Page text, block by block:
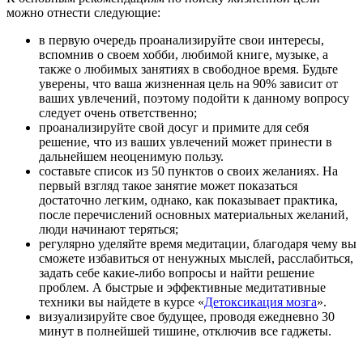
можно отнести следующие:
в первую очередь проанализируйте свои интересы,
вспомнив о своем хобби, любимой книге, музыке, а
также о любимых занятиях в свободное время. Будьте
уверены, что ваша жизненная цель на 90% зависит от
ваших увлечений, поэтому подойти к данному вопросу
следует очень ответственно;
проанализируйте свой досуг и примите для себя
решение, что из ваших увлечений может принести в
дальнейшем неоценимую пользу.
составьте список из 50 пунктов о своих желаниях. На
первый взгляд такое занятие может показаться
достаточно легким, однако, как показывает практика,
после перечислений основных материальных желаний,
люди начинают теряться;
регулярно уделяйте время медитации, благодаря чему вы
сможете избавиться от ненужных мыслей, расслабиться,
задать себе какие-либо вопросы и найти решение
проблем. А быстрые и эффективные медитативные
техники вы найдете в курсе «Детоксикация мозга».
визуализируйте свое будущее, проводя ежедневно 30
минут в полнейшей тишине, отключив все гаджеты.